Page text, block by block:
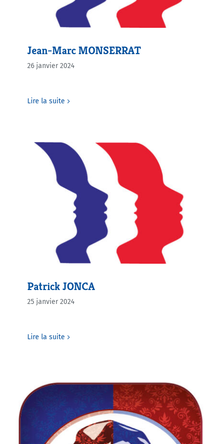
Jean-Marc MONSERRAT
26 janvier 2024
Lire la suite
Patrick JONCA
25 janvier 2024
Lire la suite